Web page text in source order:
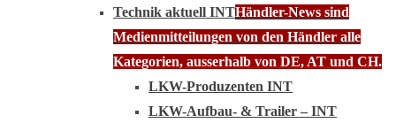
Technik aktuell INTHändler-News sind
Medienmitteilungen von den Händler alle
Kategorien, ausserhalb von DE, AT und CH.
LKW-Produzenten INT
LKW-Aufbau- & Trailer – INT